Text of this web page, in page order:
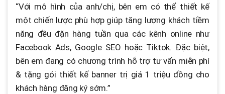
“Với mô hình của anh/chị, bên em có thể thiết kế
một chiến lược phù hợp giúp tăng lượng khách tiềm
năng đều đặn hàng tuần qua các kênh online như
Facebook Ads, Google SEO hoặc Tiktok. Đặc biệt,
bên em đang có chương trình hỗ trợ tư vấn miễn phí
& tặng gói thiết kế banner trị giá 1 triệu đồng cho
khách hàng đăng ký sớm.”